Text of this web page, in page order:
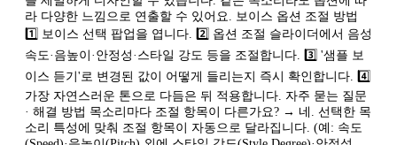
라 다양한 느낌으로 연출할 수 있어요. 보이스 옵션 조절 방법
1️⃣ 보이스 선택 팝업을 엽니다. 2️⃣ 옵션 조절 슬라이더에서 음성
속도·음높이·안정성·스타일 강도 등을 조절합니다. 3️⃣ '샘플 보
이스 듣기'로 변경된 값이 어떻게 들리는지 즉시 확인합니다. 4️⃣
가장 자연스러운 톤으로 다듬은 뒤 적용합니다. 자주 묻는 질문
· 해결 방법 목소리마다 조절 항목이 다른가요? → 네. 선택한 목
소리 특성에 맞춰 조절 항목이 자동으로 달라집니다. (예: 속도